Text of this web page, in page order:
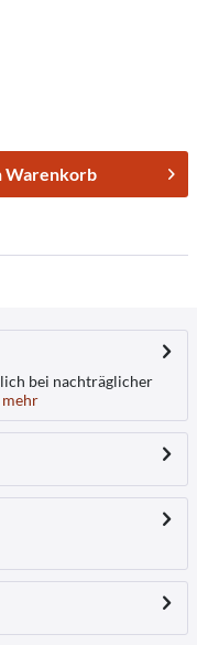
Warenkorb
bei nachträglicher
mehr